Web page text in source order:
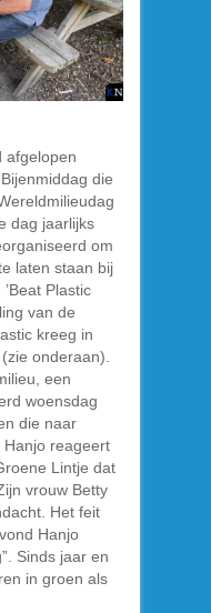
afgelopen
die
dag jaarlijks
om
laten staan bij
Plastic
van de
kreeg in
onderaan).
een
woensdag
die naar
reageert
Lintje dat
vrouw Betty
Het feit
Hanjo
Sinds jaar en
in groen als